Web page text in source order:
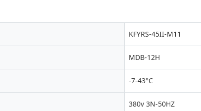
KFYRS-45II-M11
MDB-12H
-7-43°C
380v 3N-50HZ